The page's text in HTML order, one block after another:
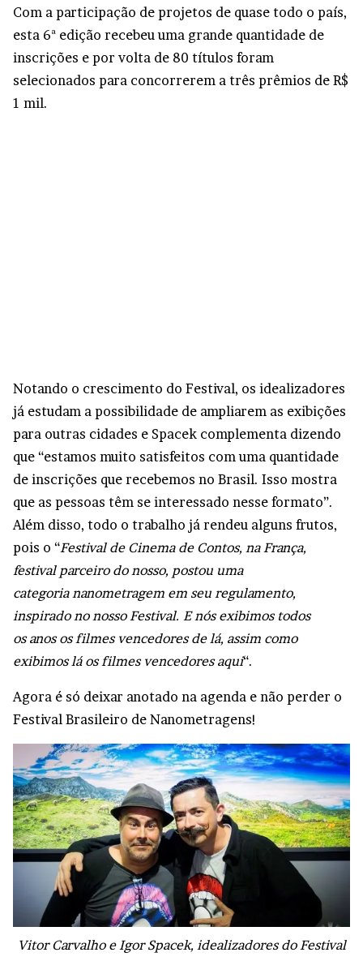
Com a participação de projetos de quase todo o país,
esta 6ª edição recebeu uma grande quantidade de
inscrições e por volta de 80 títulos foram
selecionados para concorrerem a três prêmios de R$
1 mil.
Notando o crescimento do Festival, os idealizadores
já estudam a possibilidade de ampliarem as exibições
para outras cidades e Spacek complementa dizendo
que “estamos muito satisfeitos com uma quantidade
de inscrições que recebemos no Brasil. Isso mostra
que as pessoas têm se interessado nesse formato”.
Além disso, todo o trabalho já rendeu alguns frutos,
pois o “Festival de Cinema de Contos, na França,
festival parceiro do nosso, postou uma
categoria nanometragem em seu regulamento,
inspirado no nosso Festival. E nós exibimos todos
os anos os filmes vencedores de lá, assim como
exibimos lá os filmes vencedores aqui“.
Agora é só deixar anotado na agenda e não perder o
Festival Brasileiro de Nanometragens!
Vitor Carvalho e Igor Spacek, idealizadores do Festival